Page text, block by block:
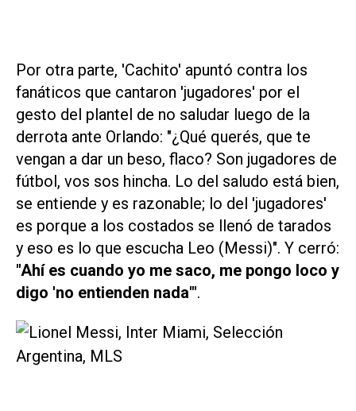
Por otra parte, 'Cachito' apuntó contra los
fanáticos que cantaron 'jugadores' por el
gesto del plantel de no saludar luego de la
derrota ante Orlando: "¿Qué querés, que te
vengan a dar un beso, flaco? Son jugadores de
fútbol, vos sos hincha. Lo del saludo está bien,
se entiende y es razonable; lo del 'jugadores'
es porque a los costados se llenó de tarados
y eso es lo que escucha Leo (Messi)". Y cerró:
"Ahí es cuando yo me saco, me pongo loco y
digo 'no entienden nada'".